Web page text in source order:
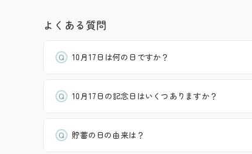
よくある質問
10月17日は何の日ですか？
10月17日の記念日はいくつありますか？
貯蓄の日の由来は？